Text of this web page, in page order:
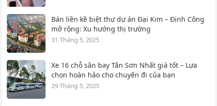
Bán liền kề biệt thự dự án Đại Kim – Định Công
mở rộng: Xu hướng thị trường
31 Tháng 5, 2025
Xe 16 chỗ sân bay Tân Sơn Nhất giá tốt – Lựa
chọn hoàn hảo cho chuyến đi của bạn
29 Tháng 5, 2025